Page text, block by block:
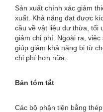
Sản xuất chính xác giảm
xuất. Khả năng đạt được
cầu về vật liệu dư thừa, tối
giảm chi phí. Ngoài ra,
giúp giảm khả năng bị từ
chi phí hơn nữa.
Bản tóm tắt
Các bộ phận tiện bằng